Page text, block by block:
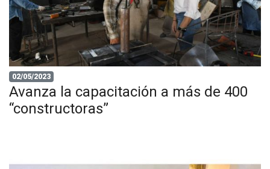
02/05/2023
Avanza la capacitación a más de 400
“constructoras”